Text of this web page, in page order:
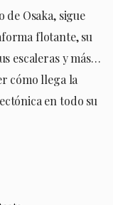
de Osaka, sigue
flotante, su
escaleras y más…
cómo llega la
en todo su